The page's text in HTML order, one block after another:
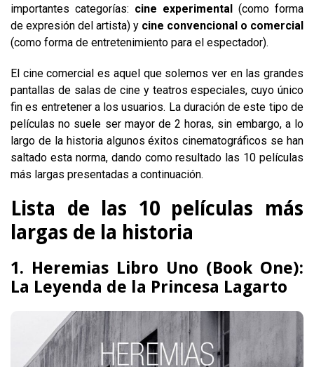
importantes categorías: cine experimental (como forma
de expresión del artista) y cine convencional o comercial
(como forma de entretenimiento para el espectador).
El cine comercial es aquel que solemos ver en las grandes
pantallas de salas de cine y teatros especiales, cuyo único
fin es entretener a los usuarios. La duración de este tipo de
películas no suele ser mayor de 2 horas, sin embargo, a lo
largo de la historia algunos éxitos cinematográficos se han
saltado esta norma, dando como resultado las 10 películas
más largas presentadas a continuación.
Lista de las 10 películas más
largas de la historia
1. Heremias Libro Uno (Book One):
La Leyenda de la Princesa Lagarto